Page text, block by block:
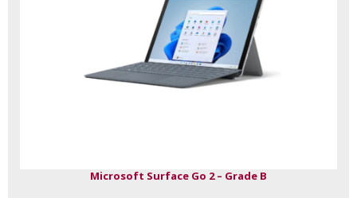
Microsoft Surface Go 2 – Grade B